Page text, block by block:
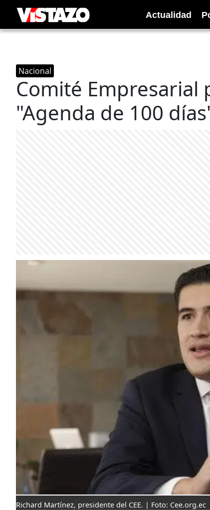
Actualidad
Nacional
Comité Empresarial
"Agenda de 100
Richard Martínez, presidente del CEE. | Foto: Cee.org.ec